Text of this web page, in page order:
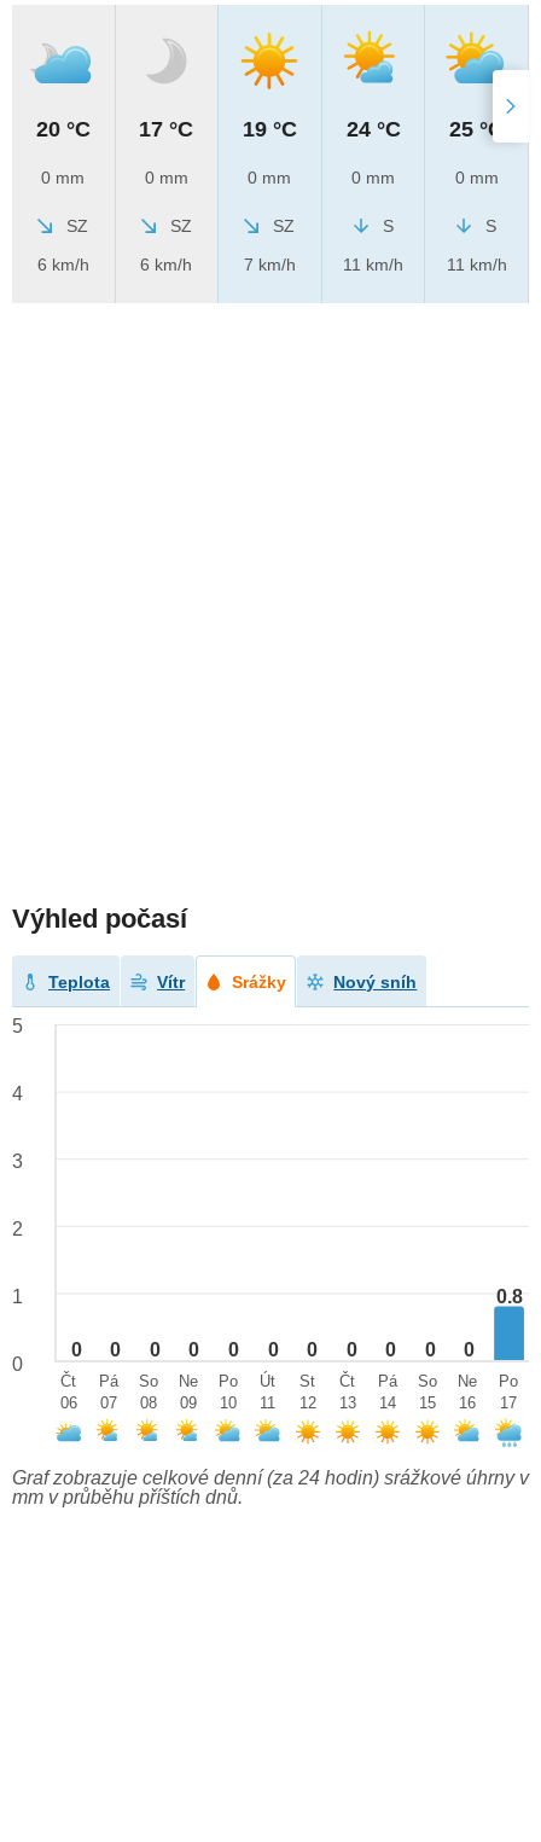
20 °C
0 mm
SZ
6 km/h
17 °C
0 mm
SZ
6 km/h
19 °C
0 mm
SZ
7 km/h
24 °C
0 mm
S
11 km/h
25 °C
0 mm
S
11 km/h
Výhled počasí
Teplota Vítr Srážky Nový sníh
0 0 0 0 0 0 0 0 0 0 0
0.8
5
4
3
2
1
0
Čt
06
Pá
07
So
08
Ne
09
Po
10
Út
11
St
12
Čt
13
Pá
14
So
15
Ne
16
Po
17
Graf zobrazuje celkové denní (za 24 hodin) srážkové úhrny v
mm v průběhu příštích dnů.